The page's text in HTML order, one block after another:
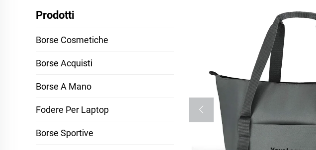
Prodotti
Borse Cosmetiche
Borse Acquisti
Borse A Mano
Fodere Per Laptop
Borse Sportive